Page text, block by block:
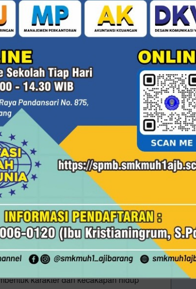
dan nilai-nilai Islam mewarnai
Wathan SMK Muhammadiyah 1 Ajibarang y
Muhammadiyah 1 Ajibarang. Sebelum
wajah-wajah yang saling menyapa deng
nafkah, tetapi juga mengajarkan
para siswa mulai memenuhi
program yang tidak hanya
karakter dan kecakapan hidup